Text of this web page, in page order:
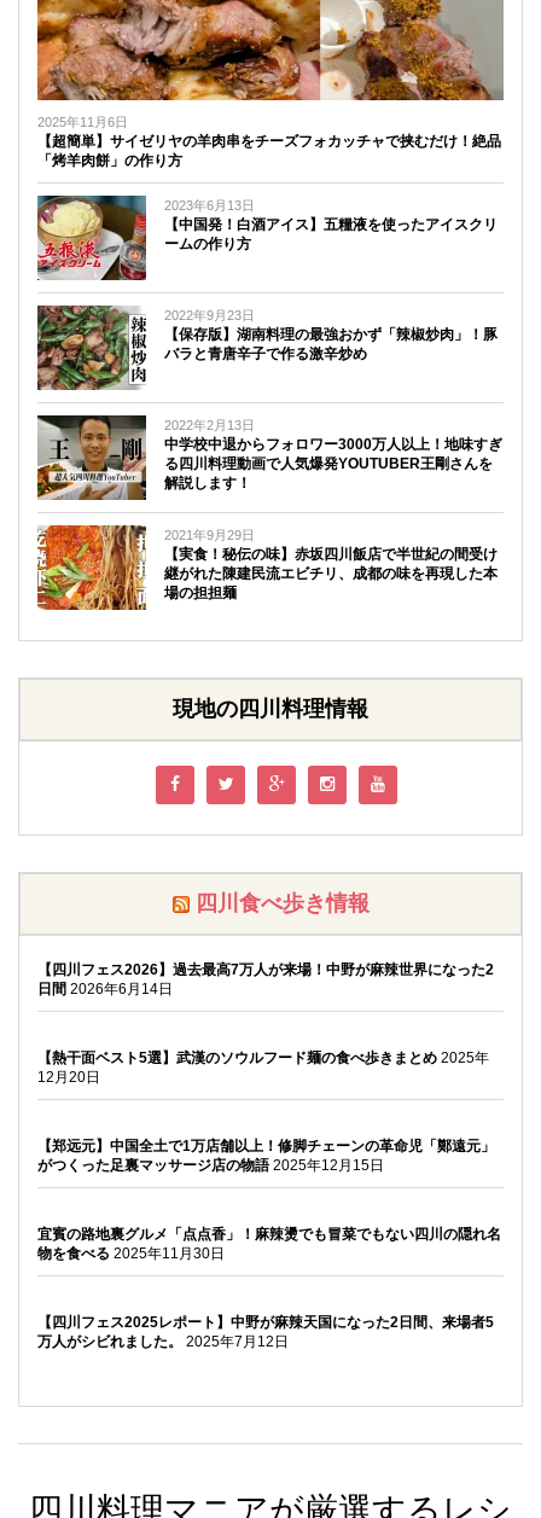
2025年11月6日
【超簡単】サイゼリヤの羊肉串をチーズフォカッチャで挟むだけ！絶品
「烤羊肉餅」の作り方
2023年6月13日
【中国発！白酒アイス】五糧液を使ったアイスクリ
ームの作り方
2022年9月23日
【保存版】湖南料理の最強おかず「辣椒炒肉」！豚
バラと青唐辛子で作る激辛炒め
2022年2月13日
中学校中退からフォロワー3000万人以上！地味すぎ
る四川料理動画で人気爆発YOUTUBER王剛さんを
解説します！
2021年9月29日
【実食！秘伝の味】赤坂四川飯店で半世紀の間受け
継がれた陳建民流エビチリ、成都の味を再現した本
場の担担麺
現地の四川料理情報
四川食べ歩き情報
【四川フェス2026】過去最高7万人が来場！中野が麻辣世界になった2
日間 2026年6月14日
【熱干面ベスト5選】武漢のソウルフード麺の食べ歩きまとめ 2025年
12月20日
【郑远元】中国全土で1万店舗以上！修脚チェーンの革命児「鄭遠元」
がつくった足裏マッサージ店の物語 2025年12月15日
宜賓の路地裏グルメ「点点香」！麻辣燙でも冒菜でもない四川の隠れ名
物を食べる 2025年11月30日
【四川フェス2025レポート】中野が麻辣天国になった2日間、来場者5
万人がシビれました。
2025年7月12日
四川料理マニアが厳選するレシ